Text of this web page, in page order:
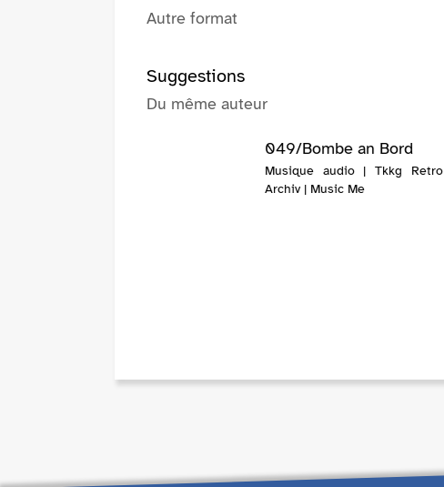
Autre format
Suggestions
Du même auteur
049/Bombe an Bord
Musique audio | Tkkg Retro
Archiv | Music Me